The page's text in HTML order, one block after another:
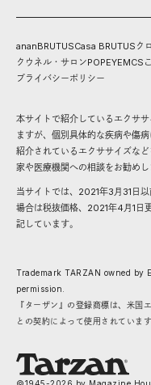
ananBRUTUSCasa BRUTUS ク
クウネル・サロンPOPEYEMCS
プライバシーポリシー
本サイトで紹介しているエクサ
ますが、個別具体的な疾病や傷病
紹介されているエクササイズな
家や医療機関への相談をお勧めし
当サイトでは、2021年3月31日
場合は税抜価格、2021年4月1日
記しています。
Trademark TARZAN owned by
permission.
『ターザン』の登録商標は、米国
との契約によって使用されています